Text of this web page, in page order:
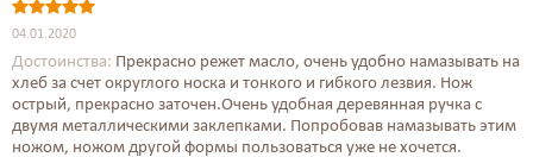
04.01.2020
Достоинства: Прекрасно режет масло, очень удобно намазывать на
хлеб за счет округлого носка и тонкого и гибкого лезвия. Нож
острый, прекрасно заточен.Очень удобная деревянная ручка с
двумя металлическими заклепками. Попробовав намазывать этим
ножом, ножом другой формы пользоваться уже не хочется.